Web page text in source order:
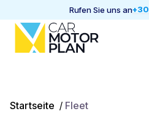
Rufen Sie uns an
Startseite / Fleet